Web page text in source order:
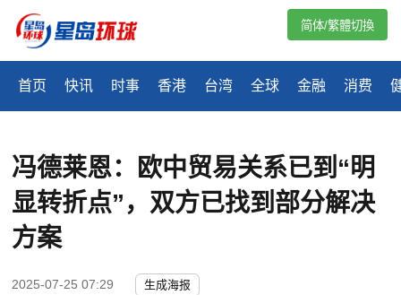
首页 快讯 时事 香港 台湾 全球 金融 消费
简体/繁體切換
冯德莱恩：欧中贸易关系已到“明
显转折点”，双方已找到部分解决
方案
2025-07-25 07:29 生成海报